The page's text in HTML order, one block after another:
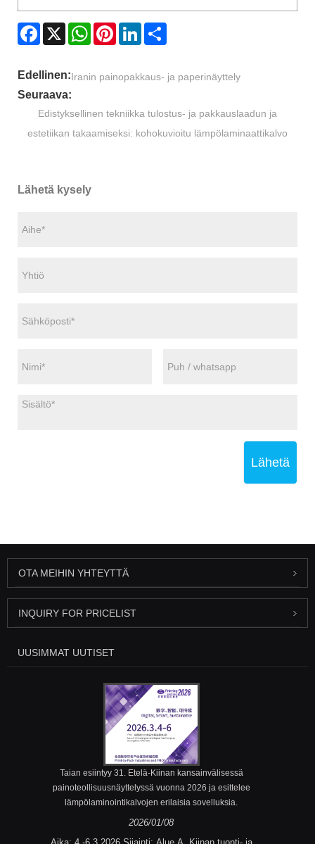
Facebook
X WhatsAppPinterestLinkedIn
Edellinen:Iranin painopakkaus- ja paperinäyttely
Seuraava:
Edistyksellinen tekniikka tulostus- ja pakkauslaadun ja
estetiikan takaamiseksi: kohokuvioitu lämpölaminaattikalvo
Lähetä kysely
Lähetä
OTA MEIHIN YHTEYTTÄ
INQUIRY FOR PRICELIST
UUSIMMAT UUTISET
Taian esiintyy 31. Etelä-Kiinan kansainvälisessä
painoteollisuusnäyttelyssä vuonna 2026 ja esittelee
lämpölaminointikalvojen erilaisia ​​sovelluksia.
2026/01/08